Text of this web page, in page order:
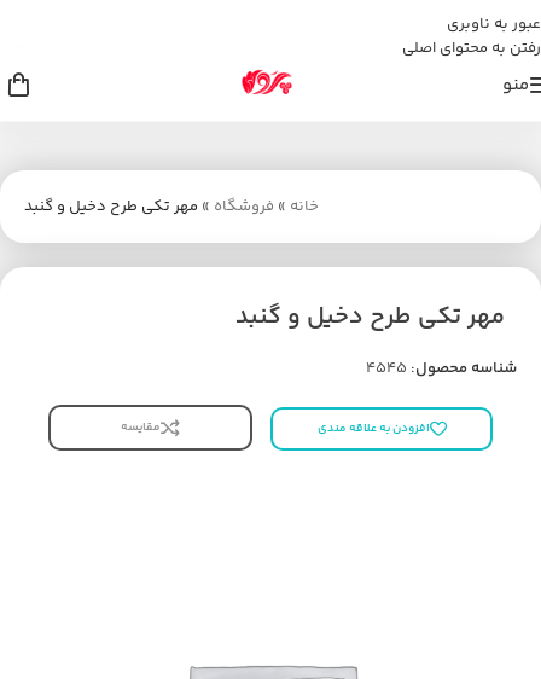
عبور به ناوبری
رفتن به محتوای اصلی
منو
خانه » فروشگاه » مهر تکی طرح دخیل و گنبد
مهر تکی طرح دخیل و گنبد
شناسه محصول: 4545
افزودن به علاقه مندی مقایسه